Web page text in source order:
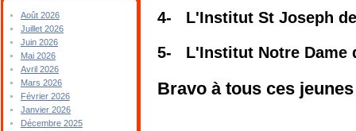
Août 2026
Juillet 2026
Juin 2026
Mai 2026
Avril 2026
Mars 2026
Février 2026
Janvier 2026
Décembre 2025
4- L'Institut St Joseph
5- L'Institut Notre Dame
Bravo à tous ces